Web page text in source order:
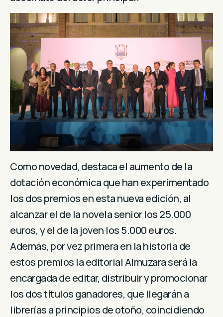
Como novedad, destaca el aumento de la
dotación económica que han experimentado
los dos premios en esta nueva edición, al
alcanzar el de la novela senior los 25.000
euros, y el de la joven los 5.000 euros.
Además, por vez primera en la historia de
estos premios la editorial Almuzara será la
encargada de editar, distribuir y promocionar
los dos títulos ganadores, que llegarán a
librerías a principios de otoño, coincidiendo